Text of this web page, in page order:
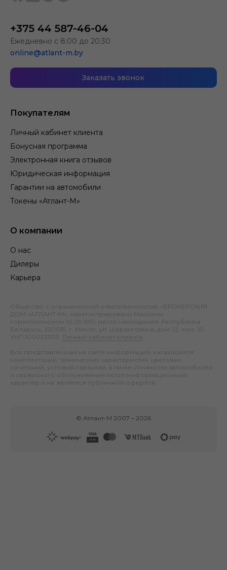
Покупателям
Личный кабинет клиента
Бонусная программа
Электронная книга отзывов
Юридическая информация
Гарантии на автомобили
Токены «Атлант-М»
О компании
О нас
Дилеры
Карьера
+375 44 587-46-04
Ежедневно с 8:00 до 20:30
online@atlant-m.by
Заказать звонок
Общество с ограниченной ответственностью «БРОКЕРСКИЙ
ДОМ «АТЛАНТ-М», зарегистрировано Минским
горисполкомом 10.09.1991; место нахождения: Республика
Беларусь, 220019, г. Минск, ул. Шаранговича, дом 22, ком. 10;
УНП 100023303.
Личный кабинет клиента
Вся представленная на сайте информация, касающаяся
комплектаций, технических характеристик, цветовых
сочетаний, условий гарантии, а также стоимости автомобилей
и сервисного обслуживания носит информационный
характер и не является публичной офертой.
© Атлант-М 2007 – 2026